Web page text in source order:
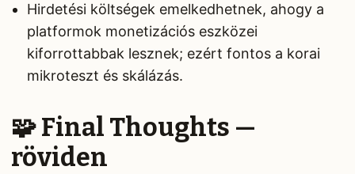
Hirdetési költségek emelkedhetnek, ahogy a
platformok monetizációs eszközei
kiforrottabbak lesznek; ezért fontos a korai
mikroteszt és skálázás.
🧩 Final Thoughts —
röviden